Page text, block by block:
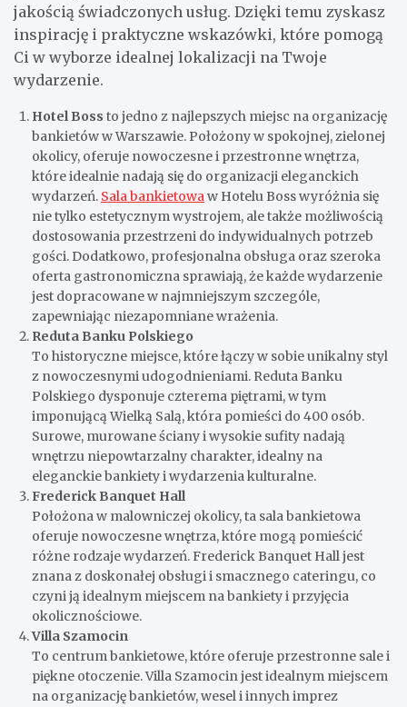
jakością świadczonych usług. Dzięki temu zyskasz
inspirację i praktyczne wskazówki, które pomogą
Ci w wyborze idealnej lokalizacji na Twoje
wydarzenie.
Hotel Boss to jedno z najlepszych miejsc na organizację
bankietów w Warszawie. Położony w spokojnej, zielonej
okolicy, oferuje nowoczesne i przestronne wnętrza,
które idealnie nadają się do organizacji eleganckich
wydarzeń. Sala bankietowaw Hotelu Boss wyróżnia się
nie tylko estetycznym wystrojem, ale także możliwością
dostosowania przestrzeni do indywidualnych potrzeb
gości. Dodatkowo, profesjonalna obsługa oraz szeroka
oferta gastronomiczna sprawiają, że każde wydarzenie
jest dopracowane w najmniejszym szczególe,
zapewniając niezapomniane wrażenia.
Reduta Banku Polskiego
To historyczne miejsce, które łączy w sobie unikalny styl
z nowoczesnymi udogodnieniami. Reduta Banku
Polskiego dysponuje czterema piętrami, w tym
imponującą Wielką Salą, która pomieści do 400 osób.
Surowe, murowane ściany i wysokie sufity nadają
wnętrzu niepowtarzalny charakter, idealny na
eleganckie bankiety i wydarzenia kulturalne.
Frederick Banquet Hall
Położona w malowniczej okolicy, ta sala bankietowa
oferuje nowoczesne wnętrza, które mogą pomieścić
różne rodzaje wydarzeń. Frederick Banquet Hall jest
znana z doskonałej obsługi i smacznego cateringu, co
czyni ją idealnym miejscem na bankiety i przyjęcia
okolicznościowe.
Villa Szamocin
To centrum bankietowe, które oferuje przestronne sale i
piękne otoczenie. Villa Szamocin jest idealnym miejscem
na organizację bankietów, wesel i innych imprez